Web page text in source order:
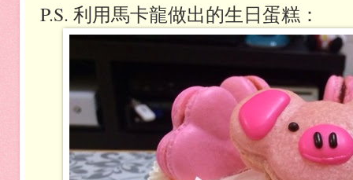
P.S. 利用馬卡龍做出的生日蛋糕：